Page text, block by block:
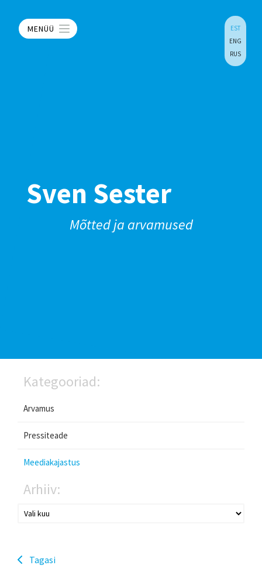
MENÜÜ
EST
ENG
RUS
Sven Sester
Mõtted ja arvamused
Kategooriad:
Arvamus
Pressiteade
Meediakajastus
Arhiiv:
Tagasi